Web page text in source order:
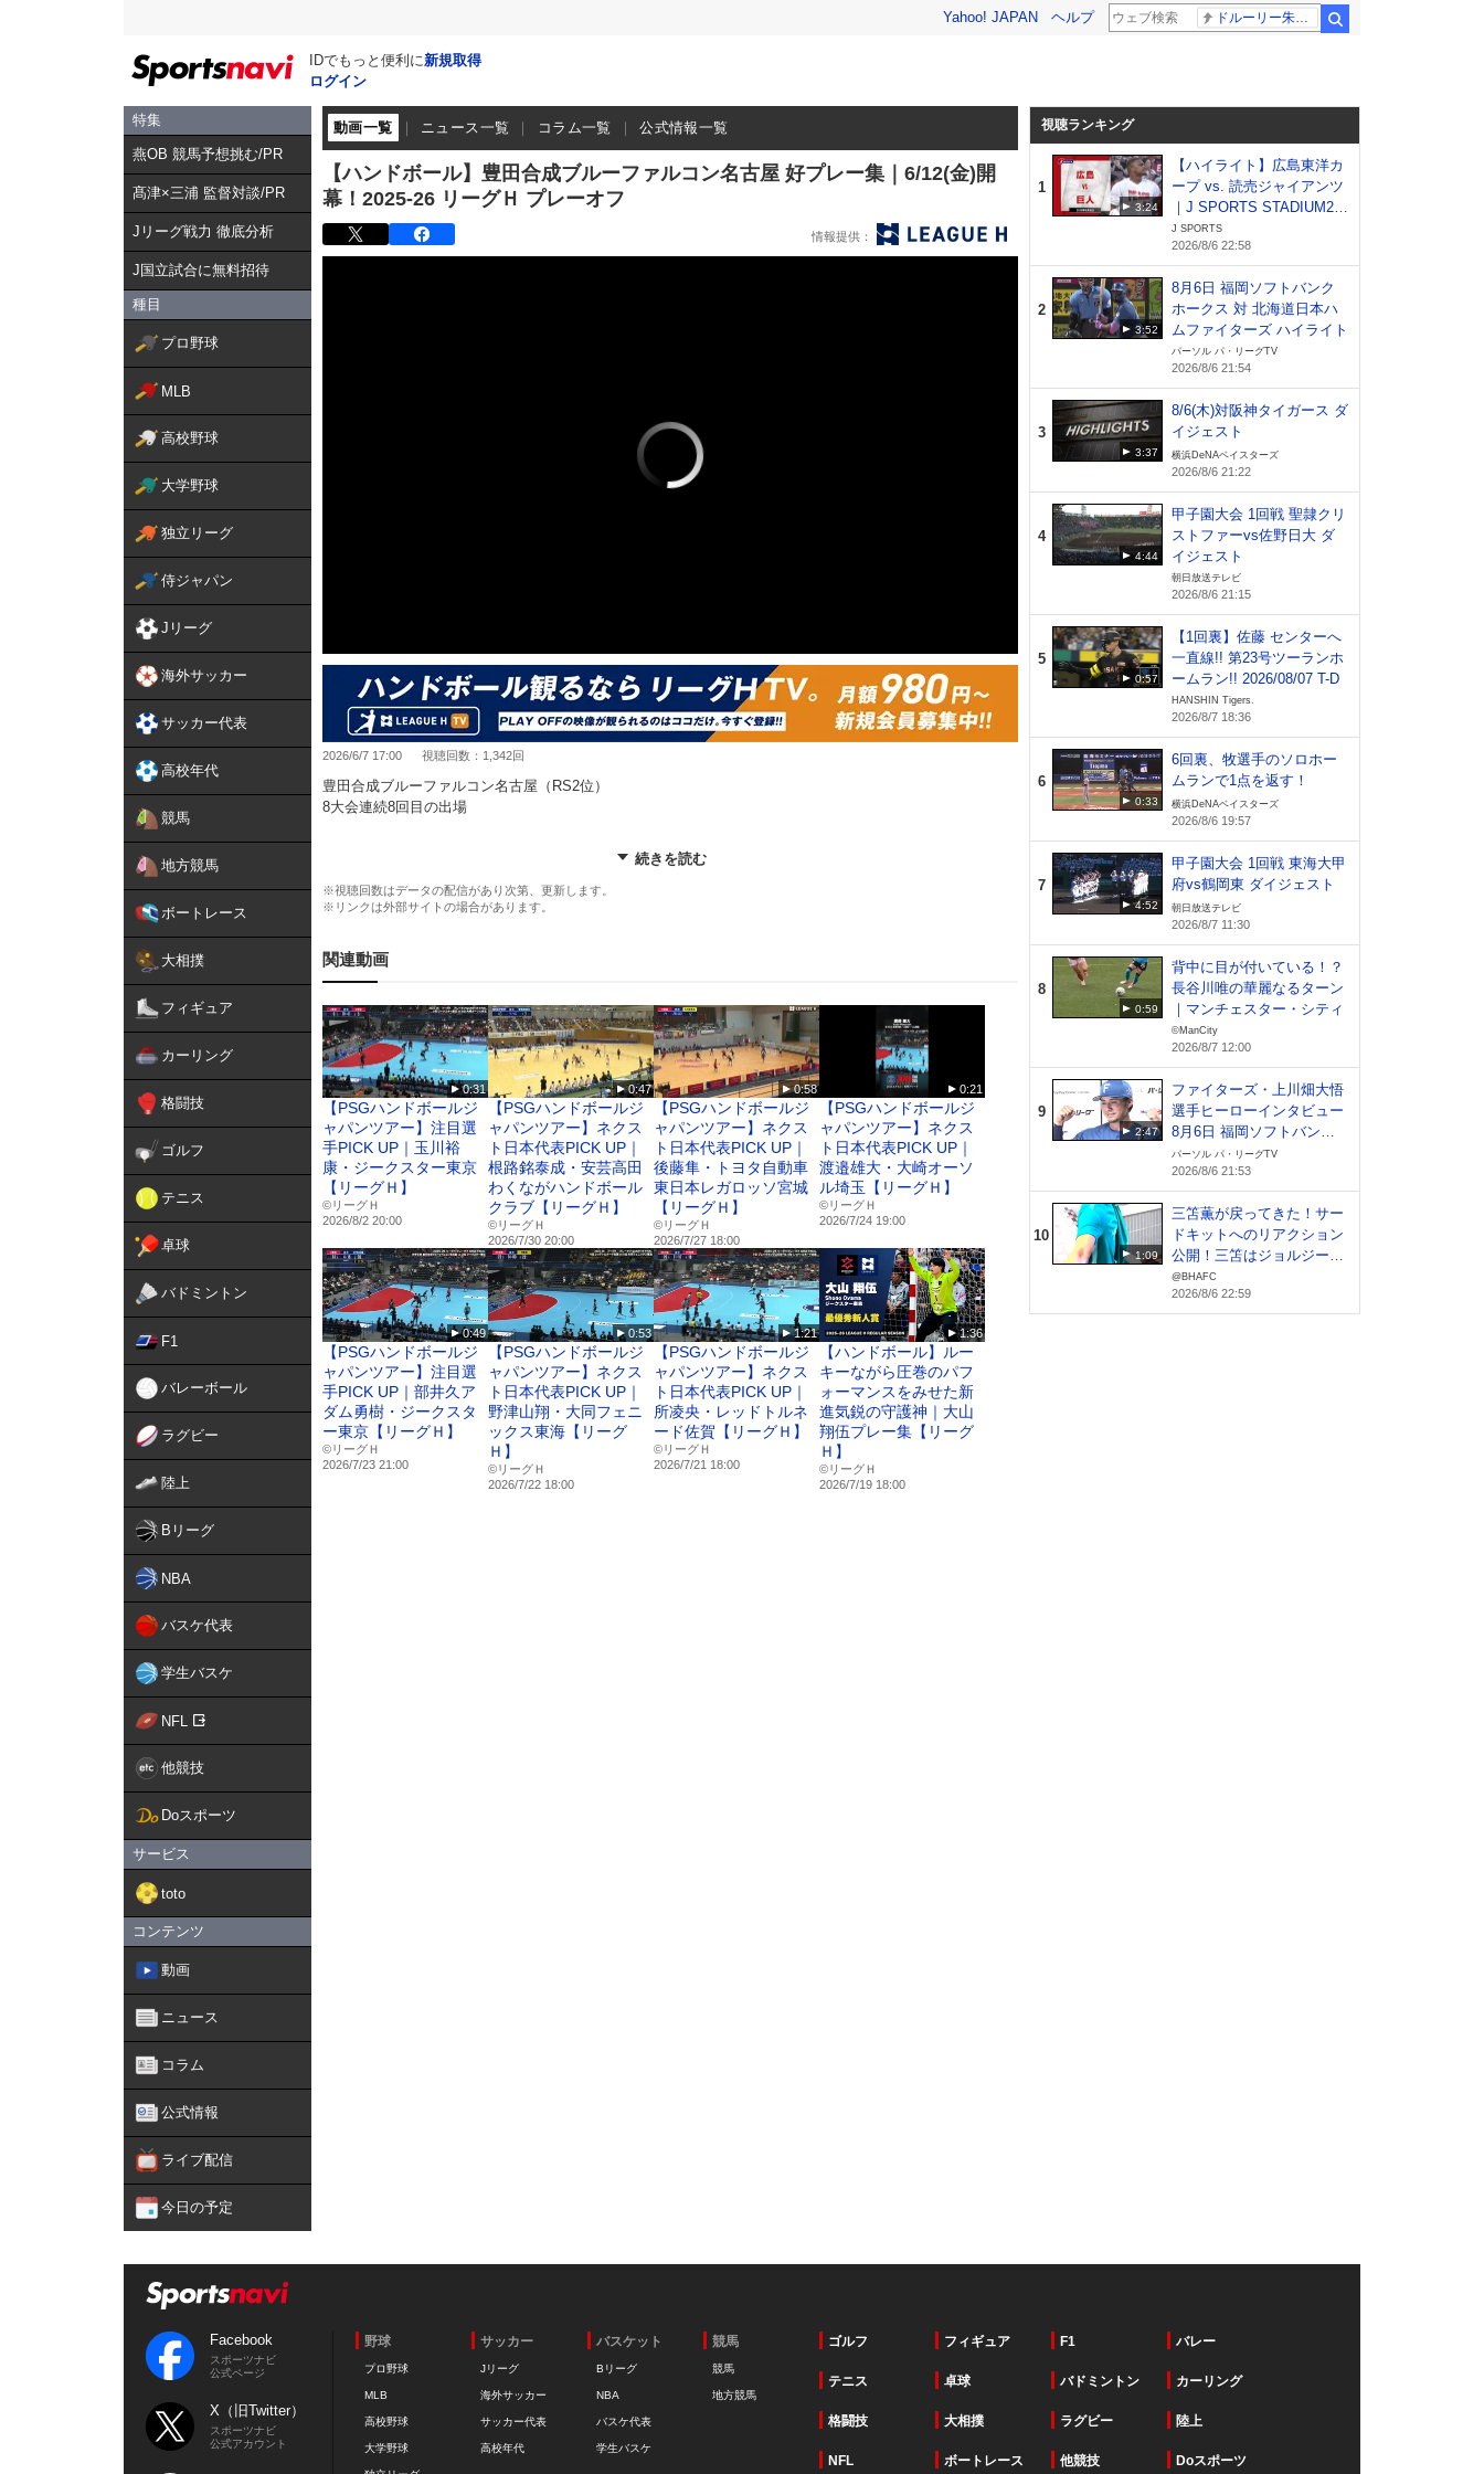
Yahoo! JAPAN ヘルプ
IDでもっと便利に新規取得
ログイン
特集
燕OB 競馬予想挑む/PR
髙津×三浦 監督対談/PR
Jリーグ戦力 徹底分析
J国立試合に無料招待
種目
プロ野球
MLB
高校野球
大学野球
独立リーグ
侍ジャパン
Jリーグ
海外サッカー
サッカー代表
高校年代
競馬
地方競馬
ボートレース
大相撲
フィギュア
カーリング
格闘技
ゴルフ
テニス
卓球
バドミントン
F1
バレーボール
ラグビー
陸上
Bリーグ
NBA
バスケ代表
学生バスケ
NFL
他競技
Doスポーツ
サービス
toto
コンテンツ
動画
ニュース
コラム
公式情報
ライブ配信
今日の予定
動画一覧 ニュース一覧 コラム一覧 公式情報一覧
【ハンドボール】豊田合成ブルーファルコン名古屋 好プレー集｜6/12(金)開
幕！2025-26 リーグＨ プレーオフ
2026/6/7 17:00 視聴回数：1,342回
豊田合成ブルーファルコン名古屋（RS2位）
8大会連続8回目の出場
6月12日(金)~6月14(日)｜国立代々木競技場 第一体育館
https://playoffs.leagueh.jp/
https://leagueh.jp/
◇リーグＨ公式SNS
■X
https://x.com/LeagueH_2024
■Instagram
https://www.instagram.com/league.h_official/
■TikTok
https://www.tiktok.com/@league.h_official
■Facebook
https://www.facebook.com/league.h.official/
続きを読む
※視聴回数はデータの配信があり次第、更新します。
※リンクは外部サイトの場合があります。
関連動画
0:31
【PSGハンドボールジ
ャパンツアー】注目選
手PICK UP｜玉川裕
康・ジークスター東京
【リーグＨ】
©リーグＨ
2026/8/2 20:00
0:47
【PSGハンドボールジ
ャパンツアー】ネクス
ト日本代表PICK UP｜
根路銘泰成・安芸高田
わくながハンドボール
クラブ【リーグＨ】
©リーグＨ
2026/7/30 20:00
0:58
【PSGハンドボールジ
ャパンツアー】ネクス
ト日本代表PICK UP｜
後藤隼・トヨタ自動車
東日本レガロッソ宮城
【リーグＨ】
©リーグＨ
2026/7/27 18:00
0:21
【PSGハンドボールジ
ャパンツアー】ネクス
ト日本代表PICK UP｜
渡邉雄大・大崎オーソ
ル埼玉【リーグＨ】
©リーグＨ
2026/7/24 19:00
0:49
【PSGハンドボールジ
ャパンツアー】注目選
手PICK UP｜部井久ア
ダム勇樹・ジークスタ
ー東京【リーグＨ】
©リーグＨ
2026/7/23 21:00
0:53
【PSGハンドボールジ
ャパンツアー】ネクス
ト日本代表PICK UP｜
野津山翔・大同フェニ
ックス東海【リーグ
Ｈ】
©リーグＨ
2026/7/22 18:00
1:21
【PSGハンドボールジ
ャパンツアー】ネクス
ト日本代表PICK UP｜
所凌央・レッドトルネ
ード佐賀【リーグＨ】
©リーグＨ
2026/7/21 18:00
1:36
【ハンドボール】ルー
キーながら圧巻のパフ
ォーマンスをみせた新
進気鋭の守護神｜大山
翔伍プレー集【リーグ
Ｈ】
©リーグＨ
2026/7/19 18:00
視聴ランキング
1
3:24
【ハイライト】広島東洋カ
ープ vs. 読売ジャイアンツ
｜J SPORTS STADIUM20
26（8月6日）
J SPORTS
2026/8/6 22:58
2
3:52
8月6日 福岡ソフトバンク
ホークス 対 北海道日本ハ
ムファイターズ ハイライト
パーソル パ・リーグTV
2026/8/6 21:54
3
3:37
8/6(木)対阪神タイガース ダ
イジェスト
横浜DeNAベイスターズ
2026/8/6 21:22
4
4:44
甲子園大会 1回戦 聖隷クリ
ストファーvs佐野日大 ダ
イジェスト
朝日放送テレビ
2026/8/6 21:15
5
0:57
【1回裏】佐藤 センターへ
一直線!! 第23号ツーランホ
ームラン!! 2026/08/07 T-D
HANSHIN Tigers.
2026/8/7 18:36
6
0:33
6回裏、牧選手のソロホー
ムランで1点を返す！
横浜DeNAベイスターズ
2026/8/6 19:57
7
4:52
甲子園大会 1回戦 東海大甲
府vs鶴岡東 ダイジェスト
朝日放送テレビ
2026/8/7 11:30
8
0:59
背中に目が付いている！？
長谷川唯の華麗なるターン
｜マンチェスター・シティ
©ManCity
2026/8/7 12:00
9
2:47
ファイターズ・上川畑大悟
選手ヒーローインタビュー
8月6日 福岡ソフトバンク
ホークス 対 北海道日本ハ
ムファイターズ
パーソル パ・リーグTV
2026/8/6 21:53
10
1:09
三笘薫が戻ってきた！サー
ドキットへのリアクション
公開！三笘はジョルジーニ
ョにポケカをプレゼン
ト！？【ブライトン】
@BHAFC
2026/8/6 22:59
Facebook
スポーツナビ
公式ページ
X（旧Twitter）
スポーツナビ
公式アカウント
野球
プロ野球
MLB
高校野球
大学野球
サッカー
Jリーグ
海外サッカー
サッカー代表
高校年代
バスケット
Bリーグ
NBA
バスケ代表
学生バスケ
競馬
競馬
地方競馬
ゴルフ フィギュア F1 バレー
テニス 卓球 バドミントン カーリング
格闘技 大相撲 ラグビー 陸上
NFL ボートレース 他競技 Doスポーツ